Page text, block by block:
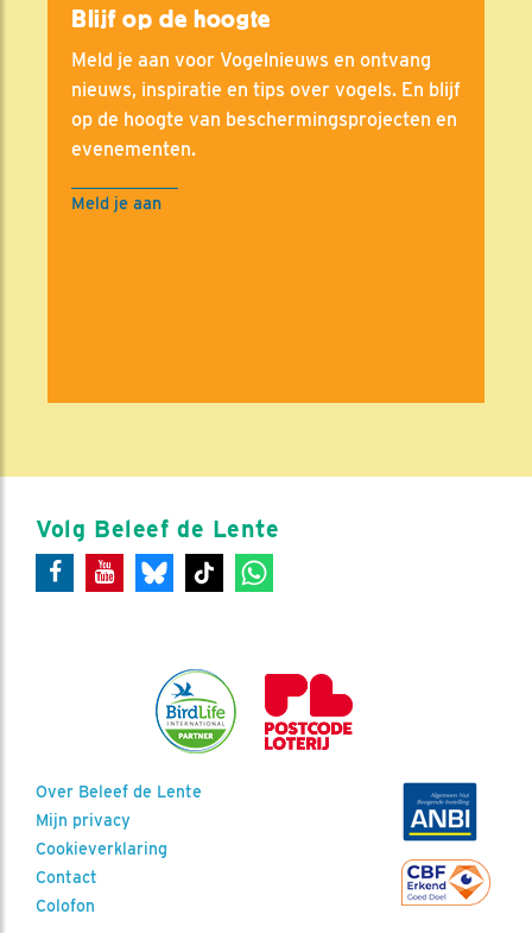
Blijf op de hoogte
Meld je aan voor Vogelnieuws en ontvang
nieuws, inspiratie en tips over vogels. En blijf
op de hoogte van beschermingsprojecten en
evenementen.
Meld je aan
Volg Beleef de Lente
Over Beleef de Lente
Mijn privacy
Cookieverklaring
Contact
Colofon